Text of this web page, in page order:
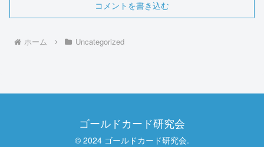
コメントを書き込む
ホーム Uncategorized
ゴールドカード研究会
© 2024 ゴールドカード研究会.